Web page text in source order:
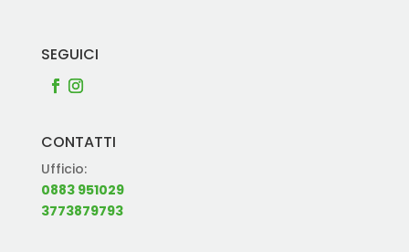
SEGUICI
CONTATTI
Ufficio:
0883 951029
3773879793